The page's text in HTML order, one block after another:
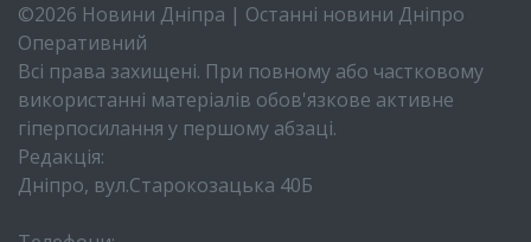
©2026 Новини Дніпра | Останні новини Дніпро
Оперативний
Всі права захищені. При повному або частковому
використанні матеріалів обов'язкове активне
гіперпосилання у першому абзаці.
Редакція:
Дніпро, вул.Старокозацька 40Б